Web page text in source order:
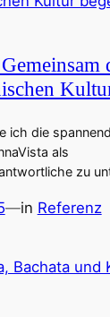
ich die
als
zu
—in Referenz